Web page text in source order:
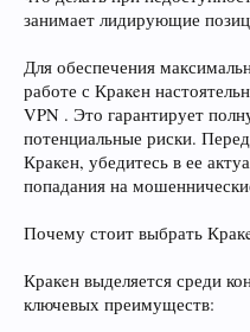
занимает лидирующие
Для обеспечения
работе с Кракeн
VPN . Это гарантирует
потенциальные риски.
Кракeн, убедитесь в ее
попадания на
Почему стоит выбрать
Кракeн выделяется среди
ключевых преимуществ: